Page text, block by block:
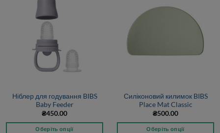
Ніблер для годування BIBS
Baby Feeder
₴450.00
Оберіть опції
Силіконовий килимок BIBS
Place Mat Classic
₴500.00
Оберіть опції